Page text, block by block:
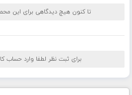
تا کنون هیچ دیدگاهی برای این
برای ثبت نظر لطفا وارد حساب